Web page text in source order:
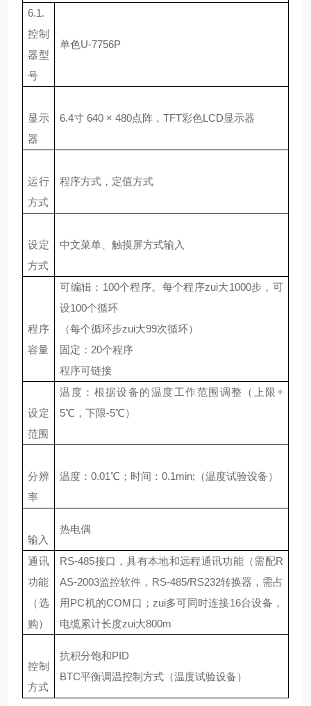
6.1.
控制
器型
号
单色U-7756P
显示
器
6.4寸 640 × 480点阵，TFT彩色LCD显示器
运行
方式
程序方式，定值方式
设定
方式
中文菜单、触摸屏方式输入
程序
容量
可编辑： 100个程序。每个程序zui大1000步，可
设100个循环
（每个循环步zui大99次循环）
固定： 20个程序
程序可链接
设定
范围
温度：根据设备的温度工作范围调整（上限+
5℃ ，下限-5℃）
分辨
率
温度：0.01℃ ；时间：0.1min; （温度试验设备）
输入
热电偶
通讯
功能
（选
购）
RS-485接口，具有本地和远程通讯功能（需配R
AS-2003监控软件， RS-485/RS232转换器，需占
用PC机的COM口；zui多可同时连接16台设备，
电缆累计长度zui大800m
控制
方式
抗积分饱和PID
BTC平衡调温控制方式（温度试验设备）